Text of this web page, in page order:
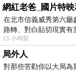
網紅老爸_國片特
在北市信義威秀第六廳
路轉、對白貼切現實
糊、
15 小時前
局外人
對那些苦勸你以大局為